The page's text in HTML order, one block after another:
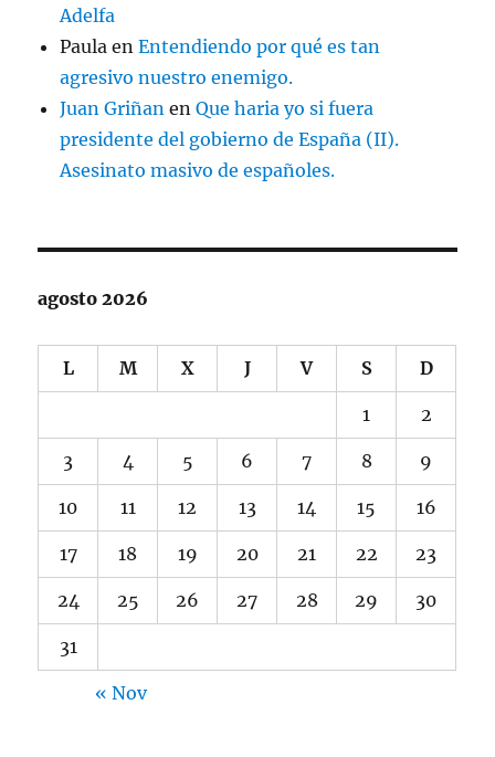
Adelfa
Paula enEntendiendo por qué es tan
agresivo nuestro enemigo.
Juan Griñan enQue haria yo si fuera
presidente del gobierno de España (II).
Asesinato masivo de españoles.
agosto 2026
L M X J V S D
1 2
3 4 5 6 7 8 9
10 11 12 13 14 15 16
17 18 19 20 21 22 23
24 25 26 27 28 29 30
31
« Nov